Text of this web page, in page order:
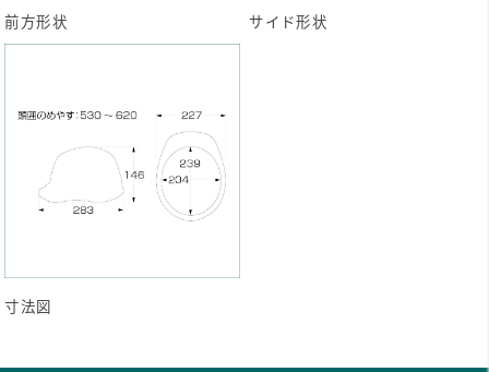
前方形状 サイド形状
寸法図